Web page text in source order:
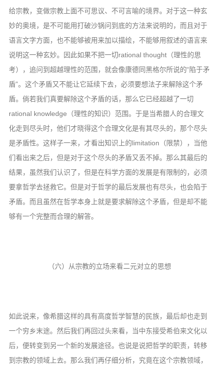
给宗教，变做宗教上面不可思议、不可言喻的境界。对于这一种玄
妙的奥境，是不可能用打破沙锅问到底的方法来说明的，而且对于
语言文字方面，也不能够被用来加以描绘，不能够用叙述的语言来
说明这一种玄妙。因此如果不把一切rational thought（理性的思
考），追问到超越理性的范围，就会像康德同黑格尔所说的“陷于矛
盾”。这个矛盾又不能让它延续下去，必须要想法子来解除这个矛
盾。倘若我们真要解除这个矛盾的话，那么它已经超越了一切
rational knowledge（理性的知识）范围。于是当希腊人的合理文
化走到尽头时，他们才晓得这个合理文化是有其尽头的，那个尽头
是矛盾性。这样子一来，才看出知识上的limitation（限禁），当他
们看出来之后，但是对于这个尽头的矛盾又丢不掉。那么其最后的
结果，虽然我们认识了，但是在科学方面的发展是有限制的，必须
要拿哲学去拯救它。但是对于哲学的最后发展也有尽头，也会陷于
矛盾。而且虽然在哲学本身上就是要求解除这个矛盾，但是却不能
够有一个完整而合理的解答。
（六）从宗教的立场来看二元对立的思想
如此说来，像希腊这样的具有高度哲学智慧的民族，最后却也走到
一个穷乡末途。然后我们再回过头来看，当中东接受希伯来文化以
后，便转变到另一个新的发展途径。也说是说把哲学的职责，转移
到宗教的领域上去。那么我们再仔细分析，究竟在这个宗教领域，